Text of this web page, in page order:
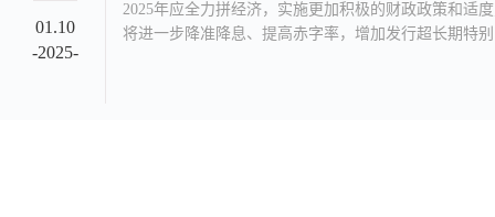
01.10
-2025-
2025年应全力拼经济，实施更加积极的财政政策和适
将进一步降准降息、提高赤字率，增加发行超长期特